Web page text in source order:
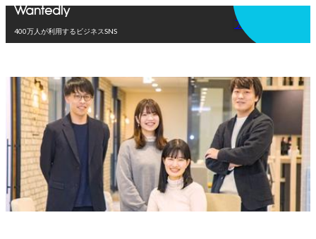
400万人が利用するビジネスSNS
アプリを使う